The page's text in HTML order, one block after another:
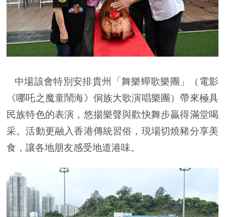
中場該會特別安排貴州「舞樂蟬歌樂團」（電影
《哪吒之魔童鬧海》侗族大歌演唱樂團）帶來極具
民族特色的表演，悠揚樂聲與歡快舞步贏得滿堂喝
采。活動更融入香港傳統習俗，現場切燒豬分享美
食，讓各地朋友感受地道港味。